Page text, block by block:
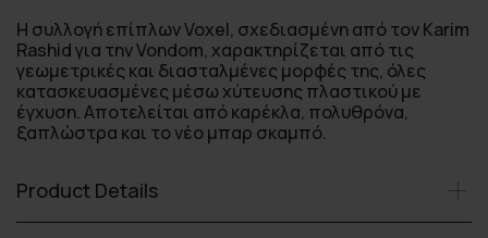
Η συλλογή επίπλων Voxel, σχεδιασμένη από τον Karim
Rashid για την Vondom, χαρακτηρίζεται από τις
γεωμετρικές και διασταλμένες μορφές της, όλες
κατασκευασμένες μέσω χύτευσης πλαστικού με
έγχυση. Αποτελείται από καρέκλα, πολυθρόνα,
ξαπλώστρα και το νέο μπαρ σκαμπό.
Product Details